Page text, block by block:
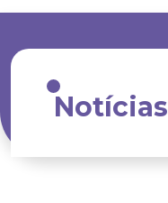
Notícias